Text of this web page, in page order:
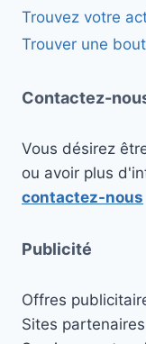
Trouvez votre
Trouver une
Contactez-
Vous désirez
ou avoir plus
contactez-nous
Publicité
Offres
Sites partenaires